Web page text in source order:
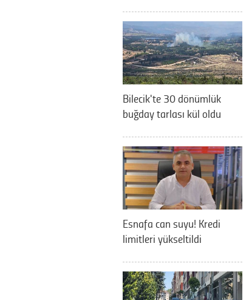
Bilecik'te 30 dönümlük
buğday tarlası kül oldu
Esnafa can suyu! Kredi
limitleri yükseltildi